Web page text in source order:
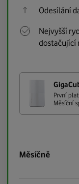
Odesílání
Nejvyšší
dostačující
První
Měsíční
měsíčně